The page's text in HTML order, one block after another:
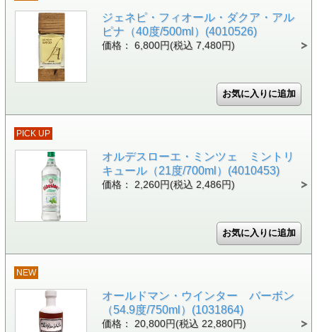
ジェネピ・フィオール・ダクア・アル
ピナ（40度/500ml）(4010526)
価格： 6,800円(税込 7,480円)
PICK UP
オルデスローエ・ミンツェ ミントリ
キュール（21度/700ml）(4010453)
価格： 2,260円(税込 2,486円)
NEW
オールドマン・ウインター バーボン
（54.9度/750ml）(1031864)
価格： 20,800円(税込 22,880円)